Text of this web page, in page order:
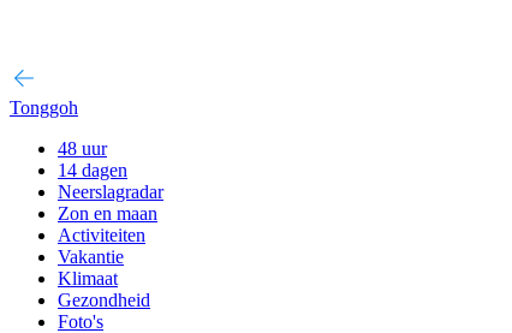
Tonggoh
48 uur
14 dagen
Neerslagradar
Zon en maan
Activiteiten
Vakantie
Klimaat
Gezondheid
Foto's